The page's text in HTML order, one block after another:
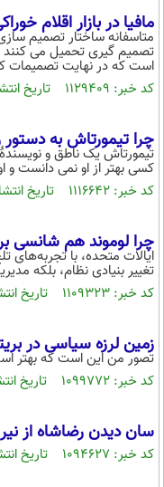
مافیا در بازار اقلام
متاسفانه ساختار تصمیم
تصمیم گیری تحمیل می
است که در نهایت تصمیمات
کد خبر: ۱۱۲۹۴۰۹ تاریخ انتشار : ۱۴۰۴/۱۰/۱۳
چرا تیمورتاش به
تیمورتاش یک ناطق و
کسی بهتر از او نمی دانست
کد خبر: ۱۱۱۶۶۴۲ تاریخ انتشار : ۱۴۰۴/۰۹/۰۳
چرا لوموند هم شانسی
ایالات متحده، با
تغییر بنیادی نظام، بلکه
کد خبر: ۱۱۰۹۳۲۳ تاریخ انتشار : ۱۴۰۴/۰۹/۰۳
زمین لرزه سیاسی در
تصور من این است که بهتر
کد خبر: ۱۰۹۹۷۷۲ تاریخ انتشار : ۱۴۰۴/۰۷/۱۱
سان دیدن رضاشاه از
کد خبر: ۱۰۹۴۶۲۷ تاریخ انتشار : ۱۴۰۴/۰۶/۲۵